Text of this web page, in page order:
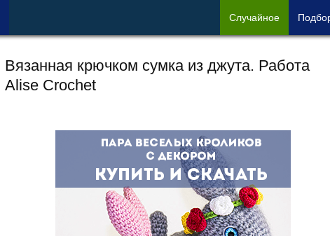
Вязанная крючком сумка из джута. Работа
Alise Crochet
Случайное Под